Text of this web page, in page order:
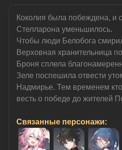
Коколия была побеждена, и
Стелларона уменьшилось.
Чтобы люди Белобога
Верховная хранительница
Броня сплела
Зеле поспешила отвести
Надмирье. Тем временем
весть о победе до жителей
Связанные персонажи: